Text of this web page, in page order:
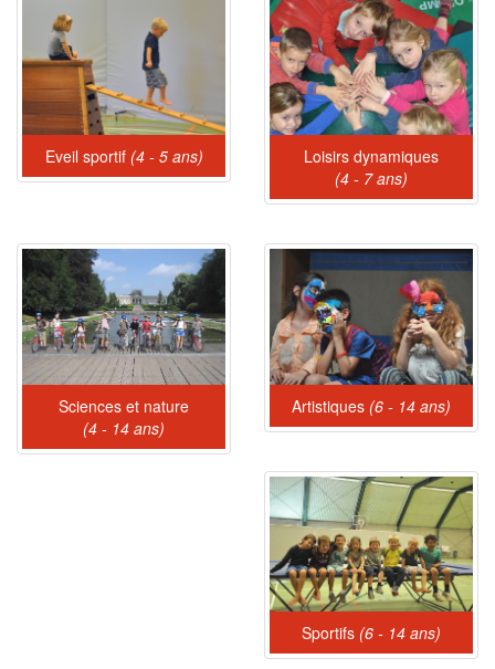
Eveil sportif (4 - 5 ans)
Loisirs dynamiques
(4 - 7 ans)
Sciences et nature
(4 - 14 ans)
Artistiques (6 - 14 ans)
Sportifs (6 - 14 ans)